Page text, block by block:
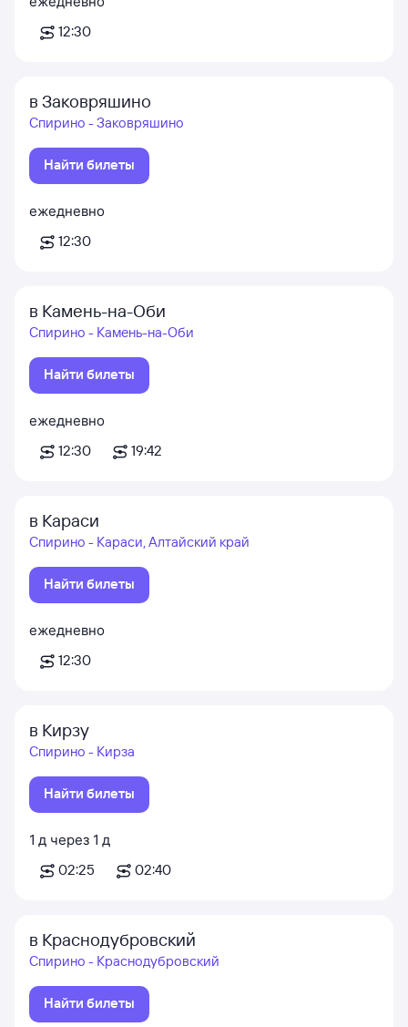
12:30
в Заковряшино
Спирино - Заковряшино
Найти билеты
ежедневно
12:30
в Камень-на-Оби
Спирино - Камень-на-Оби
Найти билеты
ежедневно
12:30
19:42
в Караси
Спирино - Караси, Алтайский край
Найти билеты
ежедневно
12:30
в Кирзу
Спирино - Кирза
Найти билеты
1 д через 1 д
02:25
02:40
в Краснодубровский
Спирино - Краснодубровский
Найти билеты